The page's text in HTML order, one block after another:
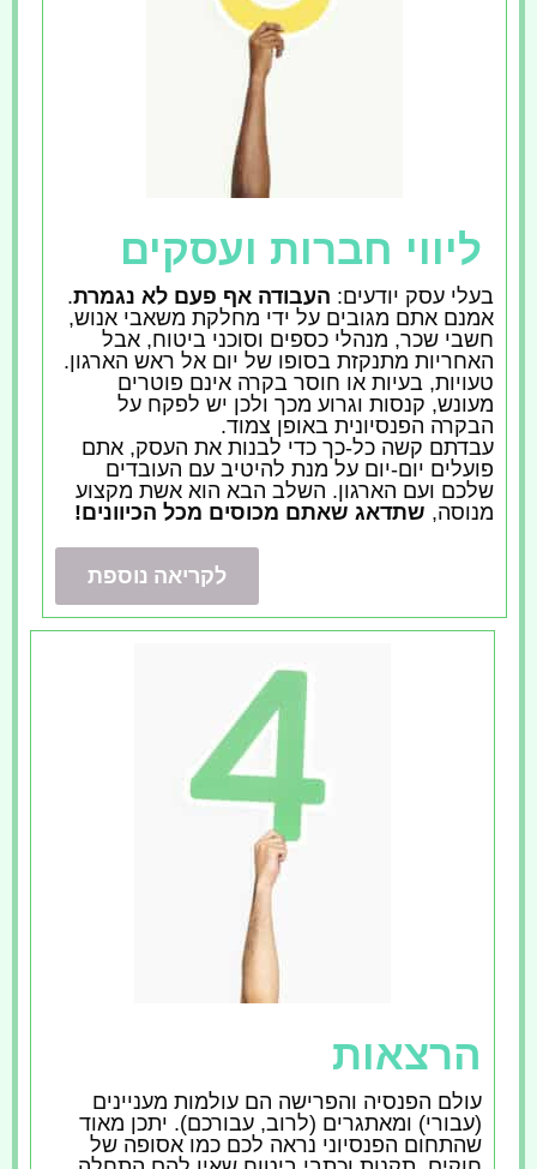
ליווי חברות ועסקים
בעלי עסק יודעים: העבודה אף פעם לא נגמרת.
אמנם אתם מגובים על ידי מחלקת משאבי אנוש,
חשבי שכר, מנהלי כספים וסוכני ביטוח, אבל
האחריות מתנקזת בסופו של יום אל ראש הארגון.
טעויות, בעיות או חוסר בקרה אינם פוטרים
מעונש, קנסות וגרוע מכך ולכן יש לפקח על
הבקרה הפנסיונית באופן צמוד.
עבדתם קשה כל-כך כדי לבנות את העסק, אתם
פועלים יום-יום על מנת להיטיב עם העובדים
שלכם ועם הארגון. השלב הבא הוא אשת מקצוע
מנוסה, שתדאג שאתם מכוסים מכל הכיוונים!
לקריאה נוספת
הרצאות
עולם הפנסיה והפרישה הם עולמות מעניינים
(עבורי) ומאתגרים (לרוב, עבורכם). יתכן מאוד
שהתחום הפנסיוני נראה לכם כמו אסופה של